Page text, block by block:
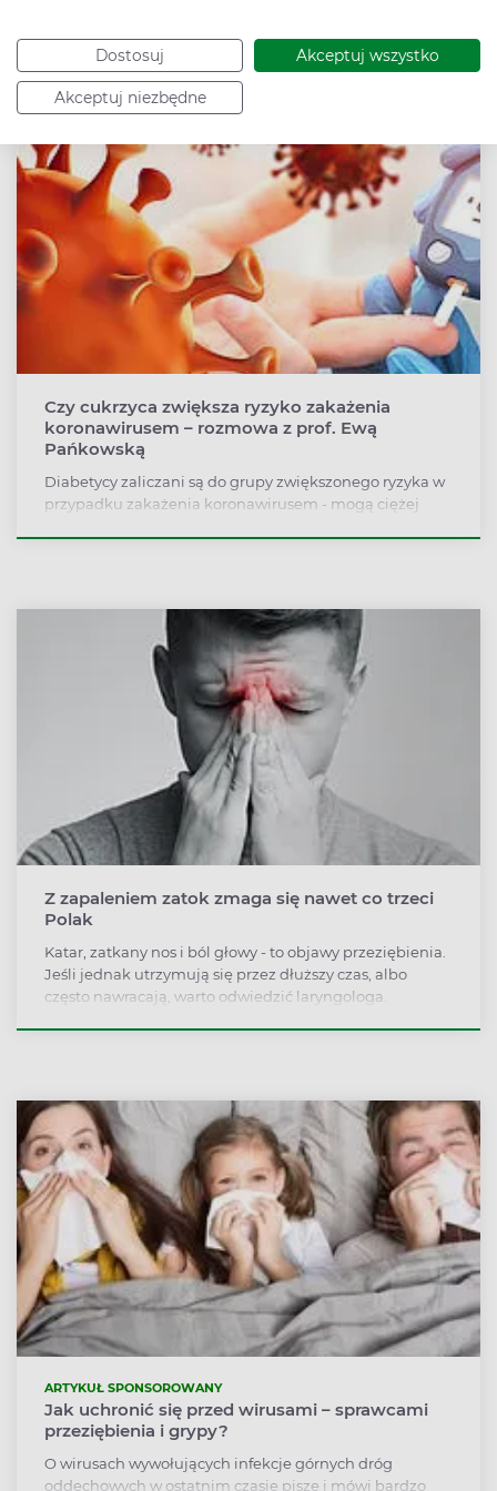
Dostosuj Akceptuj wszystko
Akceptuj niezbędne
Zobacz także
Czy cukrzyca zwiększa ryzyko zakażenia
koronawirusem – rozmowa z prof. Ewą
Pańkowską
Diabetycy zaliczani są do grupy zwiększonego ryzyka w
przypadku zakażenia koronawirusem - mogą ciężej
Warszawie.
Z zapaleniem zatok zmaga się nawet co trzeci
Polak
Katar, zatkany nos i ból głowy - to objawy przeziębienia.
Jeśli jednak utrzymują się przez dłuższy czas, albo
często nawracają, warto odwiedzić laryngologa.
ARTYKUŁ SPONSOROWANY
Jak uchronić się przed wirusami – sprawcami
przeziębienia i grypy?
O wirusach wywołujących infekcje górnych dróg
oddechowych w ostatnim czasie pisze i mówi bardzo